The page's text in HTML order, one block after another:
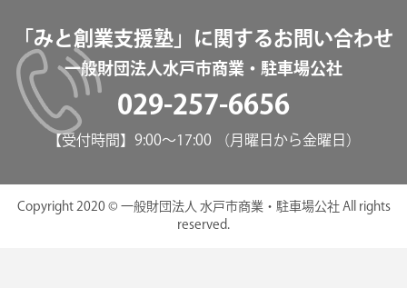
「みと創業支援塾」に関するお問い合わせ
一般財団法人水戸市商業・駐車場公社
029-257-6656
【受付時間】9:00～17:00 （月曜日から金曜日）
Copyright 2020 © 一般財団法人 水戸市商業・駐車場公社 All rights
reserved.